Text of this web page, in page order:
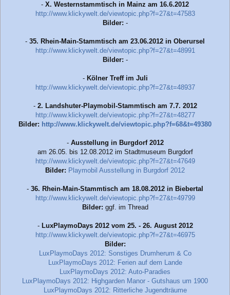
- X. Westernstammtisch in Mainz am 16.6.2012
http://www.klickywelt.de/viewtopic.php?f=27&t=47583
Bilder: -
- 35. Rhein-Main-Stammtisch am 23.06.2012 in Oberursel
http://www.klickywelt.de/viewtopic.php?f=27&t=48991
Bilder: -
- Kölner Treff im Juli
http://www.klickywelt.de/viewtopic.php?f=27&t=48937
- 2. Landshuter-Playmobil-Stammtisch am 7.7. 2012
http://www.klickywelt.de/viewtopic.php?f=27&t=48277
Bilder: http://www.klickywelt.de/viewtopic.php?f=68&t=49380
- Ausstellung in Burgdorf 2012
am 26.05. bis 12.08.2012 im Stadtmuseum Burgdorf
http://www.klickywelt.de/viewtopic.php?f=27&t=47649
Bilder: Playmobil Ausstellung in Burgdorf 2012
- 36. Rhein-Main-Stammtisch am 18.08.2012 in Biebertal
http://www.klickywelt.de/viewtopic.php?f=27&t=49799
Bilder: ggf. im Thread
- LuxPlaymoDays 2012 vom 25. - 26. August 2012
http://www.klickywelt.de/viewtopic.php?f=27&t=46975
Bilder:
LuxPlaymoDays 2012: Sonstiges Drumherum & Co
LuxPlaymoDays 2012: Ferien auf dem Lande
LuxPlaymoDays 2012: Auto-Paradies
LuxPlaymoDays 2012: Highgarden Manor - Gutshaus um 1900
LuxPlaymoDays 2012: Ritterliche Jugendträume